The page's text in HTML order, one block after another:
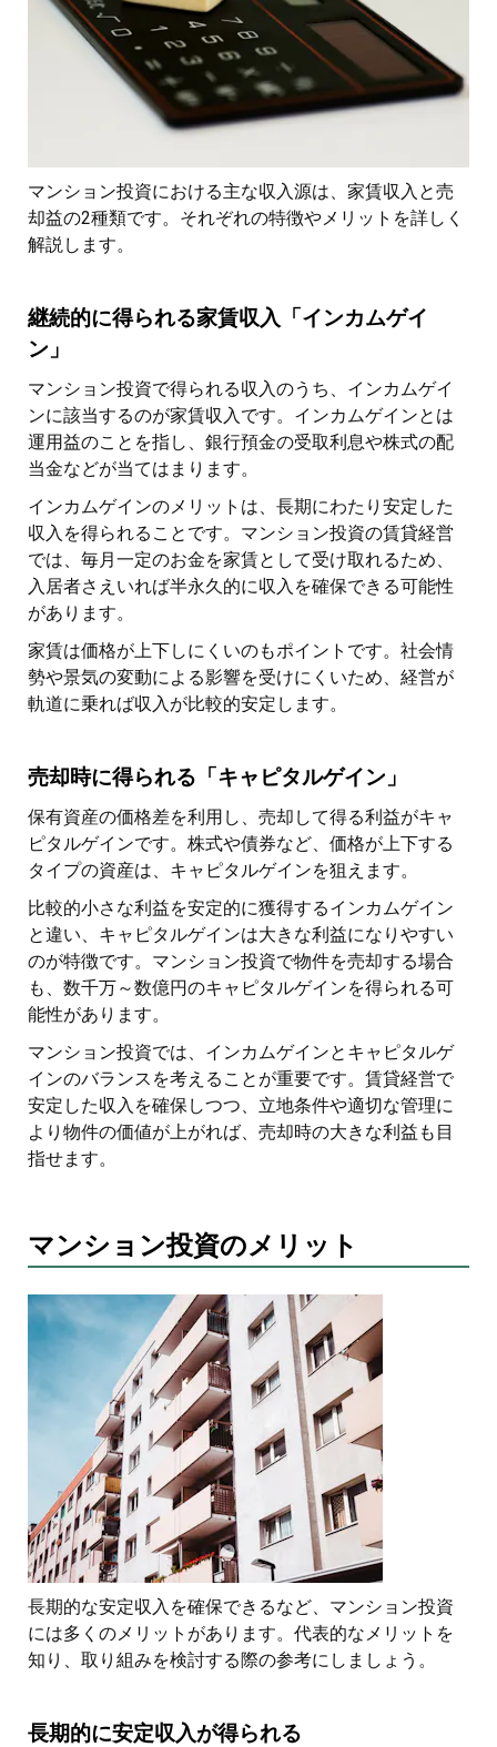
マンション投資における主な収入源は、家賃収入と売
却益の2種類です。それぞれの特徴やメリットを詳しく
解説します。
継続的に得られる家賃収入「インカムゲイ
ン」
マンション投資で得られる収入のうち、インカムゲイ
ンに該当するのが家賃収入です。インカムゲインとは
運用益のことを指し、銀行預金の受取利息や株式の配
当金などが当てはまります。
インカムゲインのメリットは、長期にわたり安定した
収入を得られることです。マンション投資の賃貸経営
では、毎月一定のお金を家賃として受け取れるため、
入居者さえいれば半永久的に収入を確保できる可能性
があります。
家賃は価格が上下しにくいのもポイントです。社会情
勢や景気の変動による影響を受けにくいため、経営が
軌道に乗れば収入が比較的安定します。
売却時に得られる「キャピタルゲイン」
保有資産の価格差を利用し、売却して得る利益がキャ
ピタルゲインです。株式や債券など、価格が上下する
タイプの資産は、キャピタルゲインを狙えます。
比較的小さな利益を安定的に獲得するインカムゲイン
と違い、キャピタルゲインは大きな利益になりやすい
のが特徴です。マンション投資で物件を売却する場合
も、数千万～数億円のキャピタルゲインを得られる可
能性があります。
マンション投資では、インカムゲインとキャピタルゲ
インのバランスを考えることが重要です。賃貸経営で
安定した収入を確保しつつ、立地条件や適切な管理に
より物件の価値が上がれば、売却時の大きな利益も目
指せます。
マンション投資のメリット
長期的な安定収入を確保できるなど、マンション投資
には多くのメリットがあります。代表的なメリットを
知り、取り組みを検討する際の参考にしましょう。
長期的に安定収入が得られる